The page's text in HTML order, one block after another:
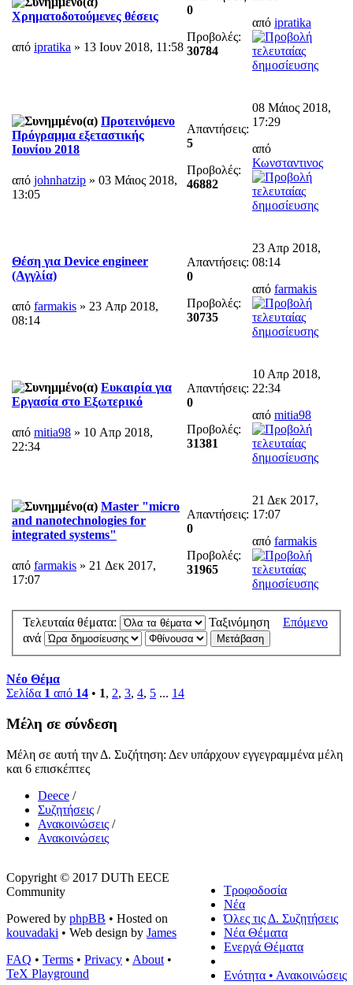
Χρηματοδοτούμενες θέσεις
από ipratika » 13 Ιουν 2018, 11:58
0
Προβολές:
30784
από ipratika
Προτεινόμενο
Πρόγραμμα εξεταστικής
Ιουνίου 2018
από johnhatzip » 03 Μάιος 2018,
13:05
Απαντήσεις:
5
Προβολές:
46882
08 Μάιος 2018,
17:29
από
Κωνσταντινος
Θέση για Device engineer
(Αγγλία)
από farmakis » 23 Απρ 2018,
08:14
Απαντήσεις:
0
Προβολές:
30735
23 Απρ 2018,
08:14
από farmakis
Ευκαιρία για
Εργασία στο Εξωτερικό
από mitia98 » 10 Απρ 2018,
22:34
Απαντήσεις:
0
Προβολές:
31381
10 Απρ 2018,
22:34
από mitia98
Master "micro
and nanotechnologies for
integrated systems"
από farmakis » 21 Δεκ 2017,
17:07
Απαντήσεις:
0
Προβολές:
31965
21 Δεκ 2017,
17:07
από farmakis
Επόμενο
Τελευταία θέματα:
Ταξινόμηση
ανά
Νέο Θέμα
Σελίδα 1 από 14 • 1, 2, 3, 4, 5 ... 14
Μέλη σε σύνδεση
Μέλη σε αυτή την Δ. Συζήτηση: Δεν υπάρχουν εγγεγραμμένα μέλη
και 6 επισκέπτες
Deece /
Συζητήσεις /
Ανακοινώσεις /
Ανακοινώσεις
Τροφοδοσία
Νέα
Όλες τις Δ. Συζητήσεις
Νέα Θέματα
Ενεργά Θέματα
Ενότητα • Ανακοινώσεις
Copyright © 2017 DUTh EECE
Community
Powered by phpBB • Hosted on
kouvadaki • Web design by James
FAQ • Terms • Privacy • About •
TeX Playground